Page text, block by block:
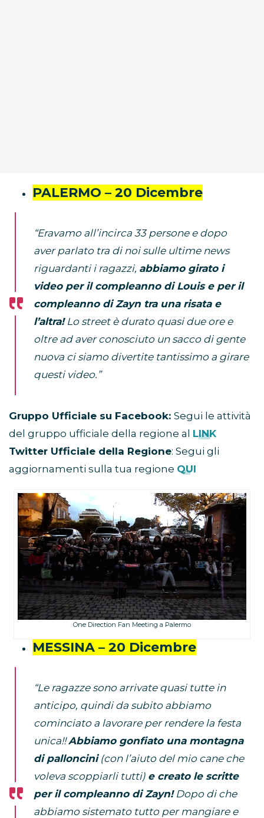
PALERMO – 20 Dicembre
“Eravamo all’incirca 33 persone e dopo
aver parlato tra di noi sulle ultime news
riguardanti i ragazzi, abbiamo girato i
video per il compleanno di Louis e per il
compleanno di Zayn tra una risata e
l’altra!Lo street è durato quasi due ore e
oltre ad aver conosciuto un sacco di gente
nuova ci siamo divertite tantissimo a girare
questi video.”
Gruppo Ufficiale su Facebook: Segui le attività
del gruppo ufficiale della regione al LINK
Twitter Ufficiale della Regione: Segui gli
aggiornamenti sulla tua regione QUI
One Direction Fan Meeting a Palermo
MESSINA – 20 Dicembre
“Le ragazze sono arrivate quasi tutte in
anticipo, quindi da subito abbiamo
cominciato a lavorare per rendere la festa
unica!!Abbiamo gonfiato una montagna
di palloncini(con l’aiuto del mio cane che
voleva scoppiarli tutti) e creato le scritte
per il compleanno di Zayn!Dopo di che
abbiamo sistemato tutto per mangiare e